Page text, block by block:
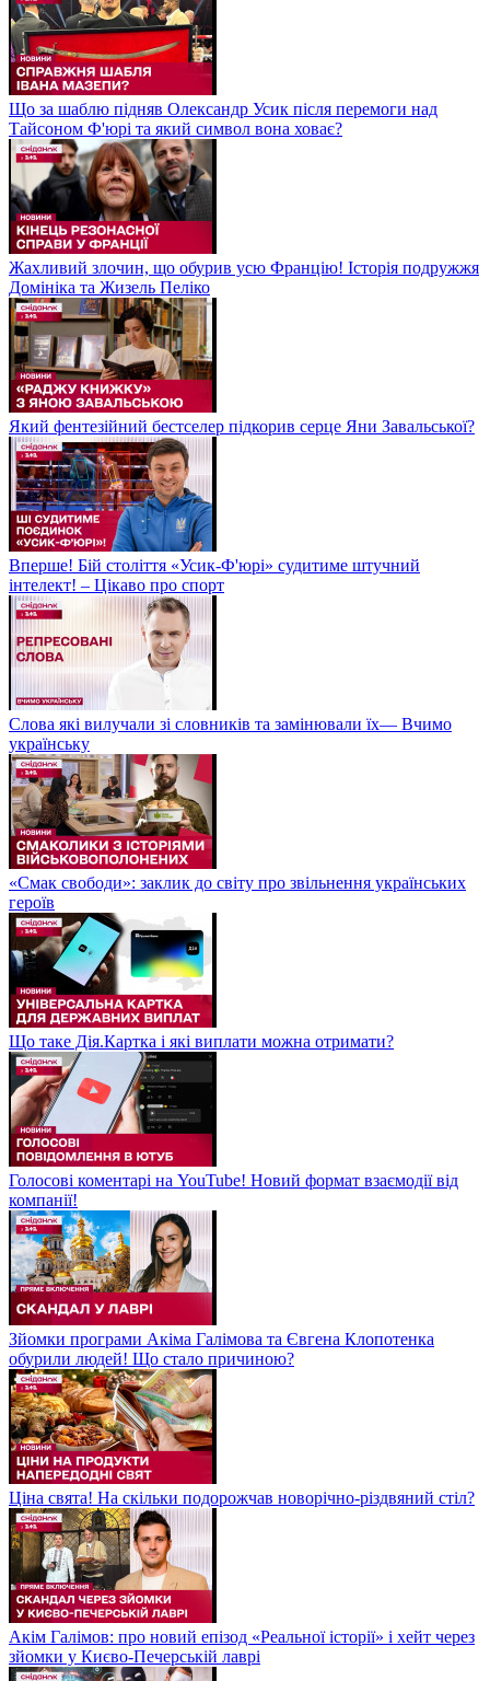
Що за шаблю підняв Олександр Усик після перемоги над
Тайсоном Ф'юрі та який символ вона ховає?
Жахливий злочин, що обурив усю Францію! Історія подружжя
Домініка та Жизель Пеліко
Який фентезійний бестселер підкорив серце Яни Завальської?
Вперше! Бій століття «Усик-Ф'юрі» судитиме штучний
інтелект! – Цікаво про спорт
Слова які вилучали зі словників та замінювали їх— Вчимо
українську
«Смак свободи»: заклик до світу про звільнення українських
героїв
Що таке Дія.Картка і які виплати можна отримати?
Голосові коментарі на YouTube! Новий формат взаємодії від
компанії!
Зйомки програми Акіма Галімова та Євгена Клопотенка
обурили людей! Що стало причиною?
Ціна свята! На скільки подорожчав новорічно-різдвяний стіл?
Акім Галімов: про новий епізод «Реальної історії» і хейт через
зйомки у Києво-Печерській лаврі